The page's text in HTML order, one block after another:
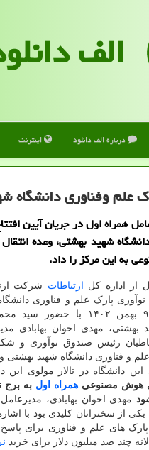
الف
درباره الف دانلود اینترنت
علم وفناوری دانشگاه
همراه اول در جریان آیین
شهید بهشتی، وعده
به این مرکز را داد.
از اداره کل ارتباطات
شرکت
نوآوری پارک علم و فناوری
بهشتی» عصر روز گذشته ۹ بهمن ۱۴۰۲ با
بهشتی، مهدی اخوان بهابادی
رئیس صندوق نوآوری و
و فناوری دانشگاه شهید بهشتی
دانشگاه در تالار مولوی این
هوش مصنوعیهمراه اول به برج
مهدی اخوان بهابادی،
از سخنرانان کلیدی بود با
پارک های علم و فناوری برای
چند صد میلیون دلار برای خرید